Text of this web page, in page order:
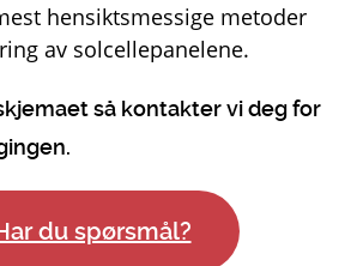
hensiktsmessige metoder
av solcellepanelene.
så kontakter vi deg for
du spørsmål?